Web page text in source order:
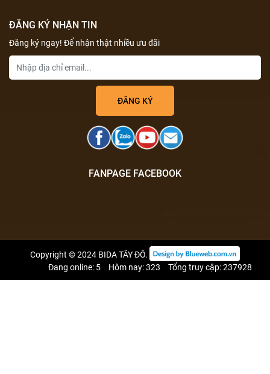
ĐĂNG KÝ NHẬN TIN
Đăng ký ngay! Để nhận thật nhiều ưu đãi
FANPAGE FACEBOOK
Copyright © 2024 BIDA TÂY ĐÔ.
Đang online: 5
Hôm nay: 323 Tổng truy cập: 237928